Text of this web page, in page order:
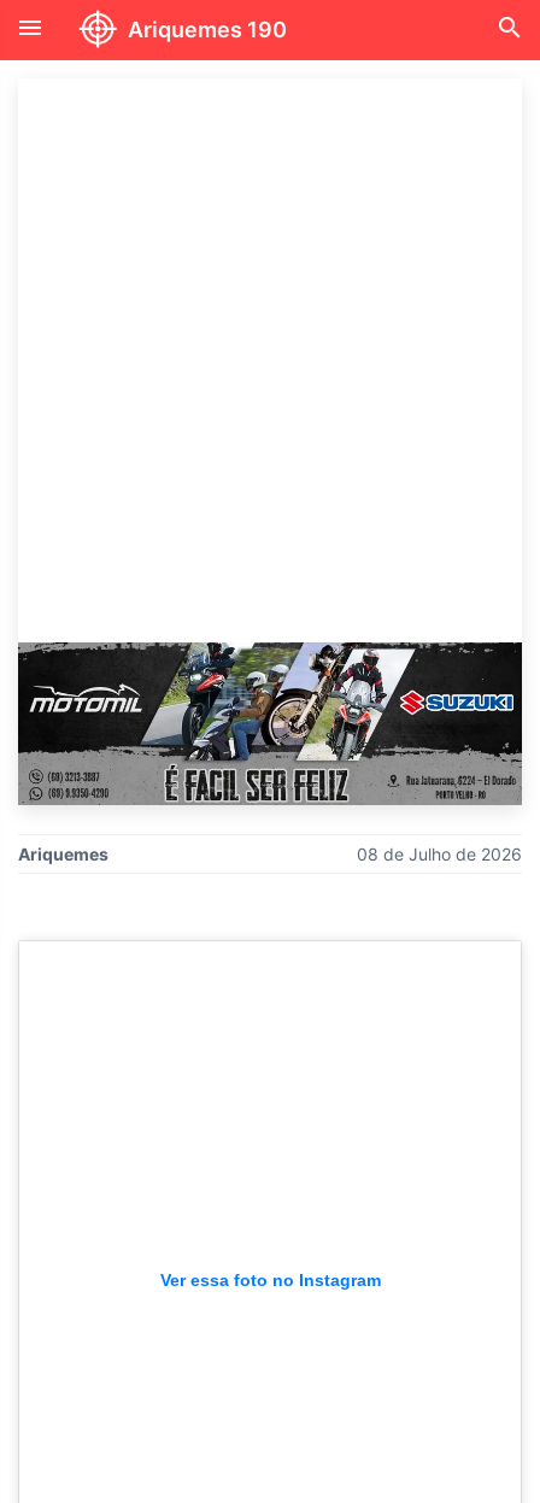
menu Ariquemes 190 search
Ariquemes 08 de Julho de 2026
Ver essa foto no Instagram